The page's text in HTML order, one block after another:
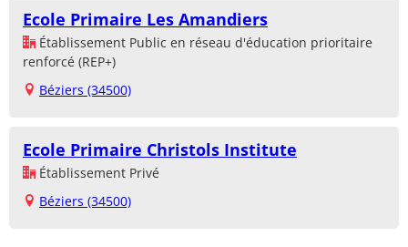
Ecole Primaire Les Amandiers
Établissement Public en réseau d'éducation prioritaire
renforcé (REP+)
Béziers (34500)
Ecole Primaire Christols Institute
Établissement Privé
Béziers (34500)